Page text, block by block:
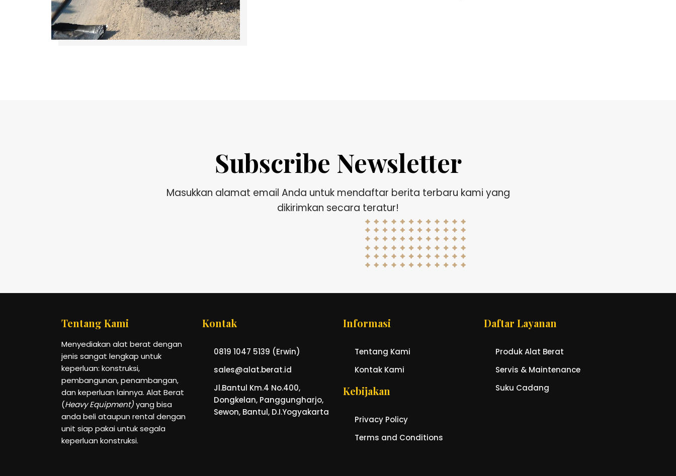
Subscribe Newsletter
Masukkan alamat email Anda untuk mendaftar berita terbaru kami yang
dikirimkan secara teratur!
Tentang Kami
Menyediakan alat berat dengan
jenis sangat lengkap untuk
keperluan: konstruksi,
pembangunan, penambangan,
dan keperluan lainnya. Alat Berat
(Heavy Equipment)yang bisa
anda beli ataupun rental dengan
unit siap pakai untuk segala
keperluan konstruksi.
Kontak
0819 1047 5139 (Erwin)
sales@alat.berat.id
Jl.Bantul Km.4 No.400,
Dongkelan, Panggungharjo,
Sewon, Bantul, D.I.Yogyakarta
Informasi
Tentang Kami
Kontak Kami
Kebijakan
Privacy Policy
Terms and Conditions
Daftar Layanan
Produk Alat Berat
Servis & Maintenance
Suku Cadang